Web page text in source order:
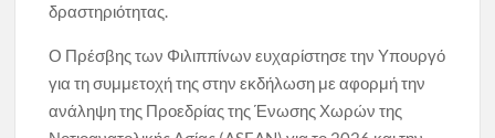
δραστηριότητας.
Ο Πρέσβης των Φιλιππίνων ευχαρίστησε την Υπουργό
για τη συμμετοχή της στην εκδήλωση με αφορμή την
ανάληψη της Προεδρίας της Ένωσης Χωρών της